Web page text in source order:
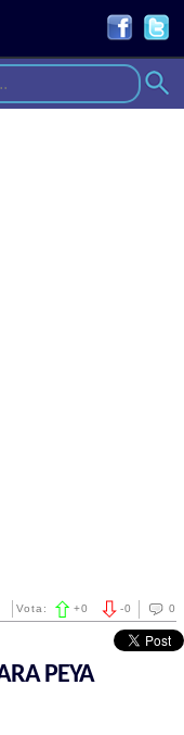
0
-0
Vota: +0
PEYA